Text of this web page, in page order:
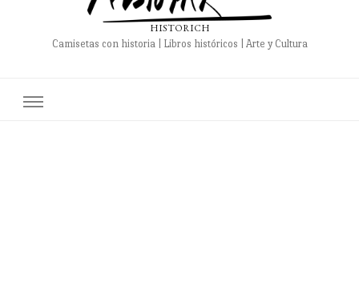
HISTORICH
Camisetas con historia | Libros históricos | Arte y Cultura